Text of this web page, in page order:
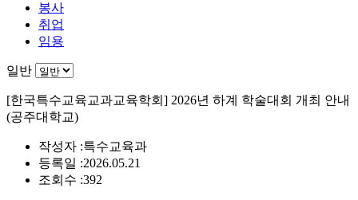
봉사
취업
임용
일반
[한국특수교육교과교육학회] 2026년 하계 학술대회 개최 안내
(공주대학교)
작성자 :특수교육과
등록일 :2026.05.21
조회수 :392